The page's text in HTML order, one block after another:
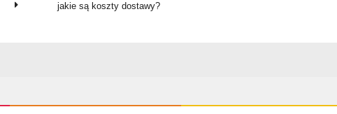
jakie są koszty dostawy?